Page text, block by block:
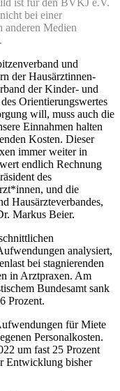
bei einer
anderen Medien
und
der Hausärztinnen-
der Kinder- und
Orientierungswertes
will, muss auch die
Einnahmen halten
Kosten. Dieser
immer weiter in
endlich Rechnung
des
und die
Hausärzteverbandes,
Markus Beier.
analysiert,
bei stagnierenden
in Arztpraxen. Am
Bundesamt sank
Prozent.
für Miete
Personalkosten.
um fast 25 Prozent
Entwicklung bisher